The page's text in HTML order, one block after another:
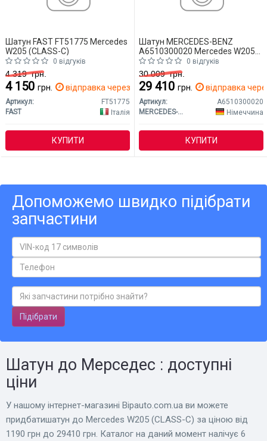
Шатун FAST FT51775 Mercedes
W205 (CLASS-C)
0 відгуків
4 319грн.
4 150 грн. відправка через 2 дн.
Артикул:
FT51775
FAST
Італія
КУПИТИ
Шатун MERCEDES-BENZ
A6510300020 Mercedes W205
(CLASS-C)
0 відгуків
30 009грн.
29 410 грн. відправка
Артикул:
A6510300020
MERCEDES-BENZ
Німеччина
КУПИТИ
Допоможемо швидко підібрати
запчастини
Підібрати
Шатун до Мерседес : доступні
ціни
У нашому інтернет-магазині Bіpauto.com.ua ви можете
придбатишатун до Mercedes W205 (CLASS-C) за ціною від
1190 грн до 29410 грн. Каталог на даний момент налічує 6